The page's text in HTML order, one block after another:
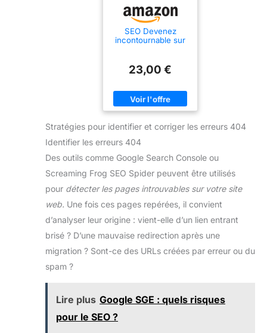
SEO Devenez
incontournable sur
Google, l'IA et vos
clients ?
23,00 €
Stratégies pour identifier et corriger les erreurs 404
Identifier les erreurs 404
Des outils comme Google Search Console ou
Screaming Frog SEO Spider peuvent être utilisés
pour détecter les pages introuvables sur votre site
web. Une fois ces pages repérées, il convient
d’analyser leur origine : vient-elle d’un lien entrant
brisé ? D’une mauvaise redirection après une
migration ? Sont-ce des URLs créées par erreur ou du
spam ?
Lire plus Google SGE : quels risques
pour le SEO ?